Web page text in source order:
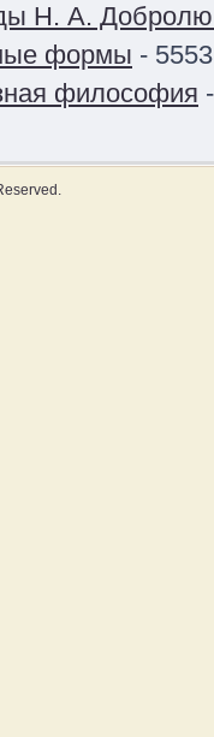
Н. А.
формы - 5553
философия